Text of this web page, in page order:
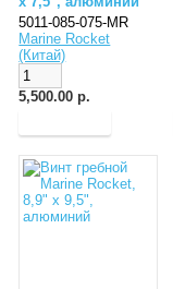
5011-085-075-MR
Marine Rocket
(Китай)
5,500.00 р.